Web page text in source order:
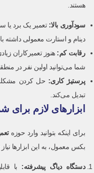
هستند.
سودآوری بالا:
دینام و استارت معمولی داشته
رقابت کم: هنوز تعمیرکاران
شما می‌توانید اولین نفر در
پرستیژ کاری: حل کردن مشکلی
تبدیل می‌کند.
ابزارهای لازم برای
برای اینکه بتوانید وارد حوزه
بکس معمول، به این ابزارها نیاز
دستگاه دیاگ پیشرفته: